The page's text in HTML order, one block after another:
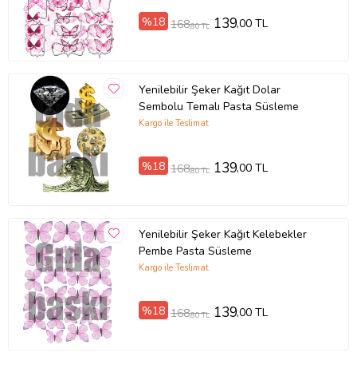
%18 168,80 TL 139,00 TL
Yenilebilir Şeker Kağıt Dolar
Sembolu Temalı Pasta Süsleme
Kargo ile Teslimat
%18 168,80 TL 139,00 TL
Yenilebilir Şeker Kağıt Kelebekler
Pembe Pasta Süsleme
Kargo ile Teslimat
%18 168,80 TL 139,00 TL